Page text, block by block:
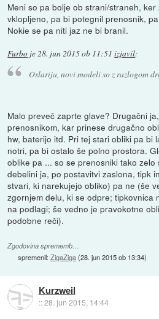
Meni so pa bolje ob strani/straneh,
vklopljeno, pa bi potegnil prenosnik,
Nokie se pa niti jaz ne bi branil.
Furbo je28. jun 2015 ob 11:51 izjavil:
Oslarija, novi modeli so z razlogom
Malo preveč zaprte glave? Drugačni
prenosnikom, kar prinese drugačno
hw, baterijo itd. Pri tej stari obliki pa bi
notri, pa bi ostalo še polno prostora.
oblike pa ... so se prenosniki tako
debelini ja, po postavitvi zaslona, tipk
stvari, ki narekujejo obliko) pa ne (še
zgornjem delu, ki se odpre; tipkovnica
na podlagi; še vedno je pravokotne
podobne reči).
Zgodovina sprememb…
spremenil:ZigaZiga(28. jun 2015 ob 13:34)
Kurzweil
::28. jun 2015, 14:44